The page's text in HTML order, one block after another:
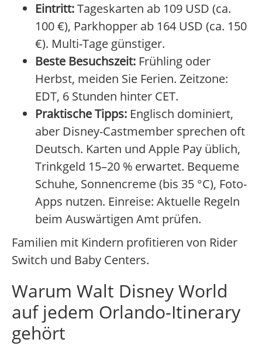
Eintritt:Tageskarten ab 109 USD (ca.
100 €), Parkhopper ab 164 USD (ca. 150
€). Multi-Tage günstiger.
Beste Besuchszeit: Frühling oder
Herbst, meiden Sie Ferien. Zeitzone:
EDT, 6 Stunden hinter CET.
Praktische Tipps: Englisch dominiert,
aber Disney-Castmember sprechen oft
Deutsch. Karten und Apple Pay üblich,
Trinkgeld 15–20 % erwartet. Bequeme
Schuhe, Sonnencreme (bis 35 °C), Foto-
Apps nutzen. Einreise: Aktuelle Regeln
beim Auswärtigen Amt prüfen.
Familien mit Kindern profitieren von Rider
Switch und Baby Centers.
Warum Walt Disney World
auf jedem Orlando-Itinerary
gehört